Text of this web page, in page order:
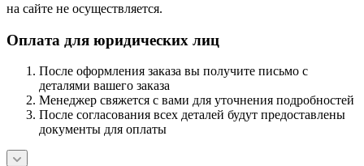
на сайте не осуществляется.
Оплата для юридических лиц
После оформления заказа вы получите письмо с
деталями вашего заказа
Менеджер свяжется с вами для уточнения подробностей
После согласования всех деталей будут предоставлены
документы для оплаты